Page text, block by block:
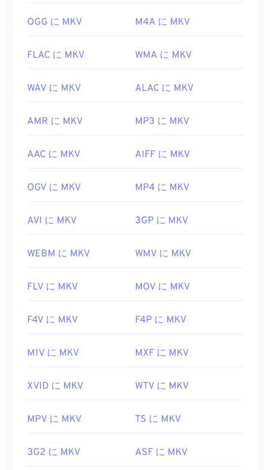
開発者: Matroska
https://en.wikipedia.org/wiki/Matroska
OGG に MKV M4A に MKV
FLAC に MKV WMA に MKV
WAV に MKV ALAC に MKV
AMR に MKV MP3 に MKV
AAC に MKV AIFF に MKV
OGV に MKV MP4 に MKV
AVI に MKV 3GP に MKV
WEBM に MKV WMV に MKV
FLV に MKV MOV に MKV
F4V に MKV F4P に MKV
M1V に MKV MXF に MKV
XVID に MKV WTV に MKV
MPV に MKV TS に MKV
3G2 に MKV ASF に MKV